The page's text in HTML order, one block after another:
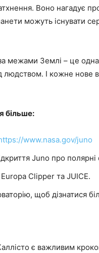
Воно нагадує
можуть існувати
межами Землі – це
І кожне нове
більше:
www.nasa.gov/juno
Juno про полярні
Clipper та JUICE.
щоб дізнатися
є важливим